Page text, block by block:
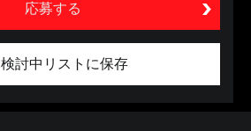
応募する
検討中リストに保存